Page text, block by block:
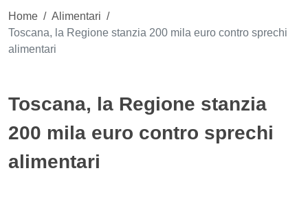
Home / Alimentari /
Toscana, la Regione stanzia 200 mila euro contro sprechi
alimentari
Toscana, la Regione stanzia
200 mila euro contro sprechi
alimentari